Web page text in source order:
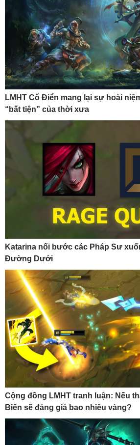
LMHT Cổ Điển mang lại sự hoài
“bất tiện” của thời xưa
Katarina nối bước các Pháp Sư
Đường Dưới
Cộng đồng LMHT tranh luận: Nếu
Biến sẽ đáng giá bao nhiêu vàng?